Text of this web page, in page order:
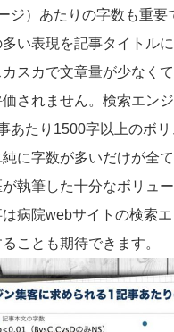
ジ）あたりの字数も重要
い表現を記事タイトル
スカで文章量が少なく
されません。検索エン
あたり1500字以上のボ
に字数が多いだけが全
執筆した十分なボリュ
は病院webサイトの検索
ことも期待できます。